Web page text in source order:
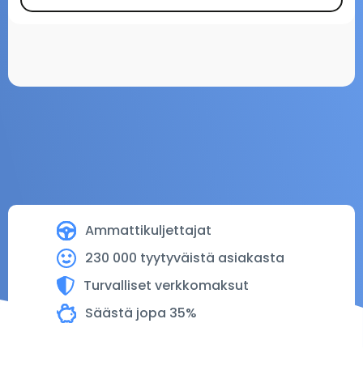
Ammattikuljettajat
230 000 tyytyväistä asiakasta
Turvalliset verkkomaksut
Säästä jopa 35%